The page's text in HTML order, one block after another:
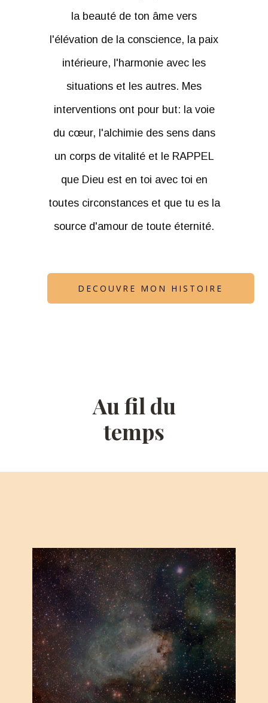
la beauté de ton âme vers
l'élévation de la conscience, la paix
intérieure, l'harmonie avec les
situations et les autres. Mes
interventions ont pour but: la voie
du cœur, l'alchimie des sens dans
un corps de vitalité et le RAPPEL
que Dieu est en toi avec toi en
toutes circonstances et que tu es la
source d'amour de toute éternité.
DECOUVRE MON HISTOIRE
Au fil du
temps